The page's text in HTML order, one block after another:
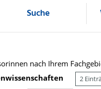
Suche
nach Ihrem
2